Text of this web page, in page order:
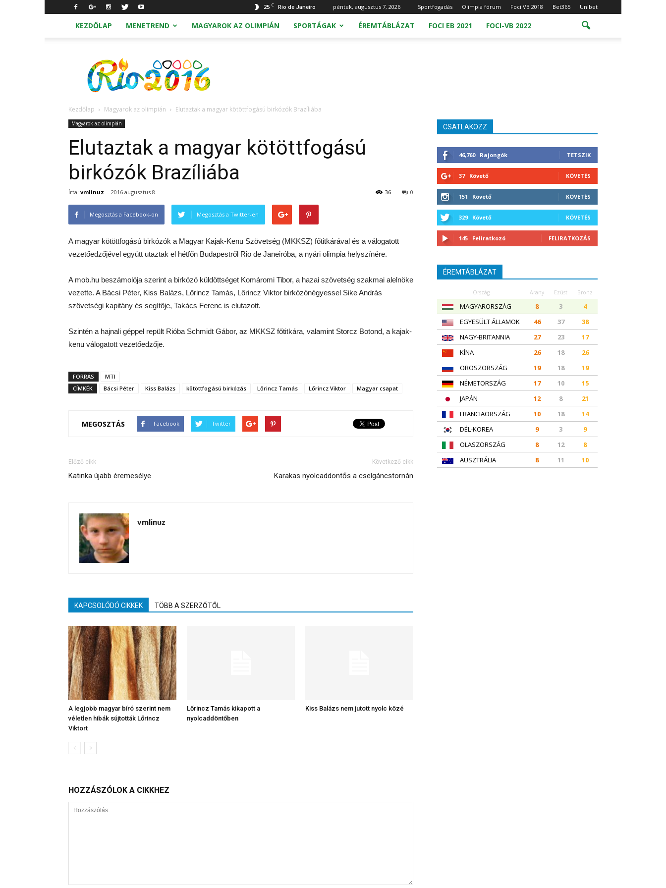
25 C Rio de Janeiro péntek, augusztus 7, 2026 Sportfogadás Olimpia fórum Foci VB 2018 Bet365 Unibet
KEZDŐLAP MENETREND MAGYAROK AZ OLIMPIÁN SPORTÁGAK ÉREMTÁBLÁZAT FOCI EB 2021 FOCI-VB 2022
Olimpia
2016
Rio
Kezdőlap Magyarok az olimpián Elutaztak a magyar kötöttfogású birkózók Brazíliába
Magyarok az olimpián
Elutaztak a magyar kötöttfogású
birkózók Brazíliába
Írta: vmlinuz - 2016 augusztus 8. 0
36
Megosztás a Facebook-on Megosztás a Twitter-en
A magyar kötöttfogású birkózók a Magyar Kajak-Kenu Szövetség (MKKSZ) főtitkárával és a válogatott
vezetőedzőjével együtt utaztak el hétfőn Budapestről Rio de Janeiróba, a nyári olimpia helyszínére.
A mob.hu beszámolója szerint a birkózó küldöttséget Komáromi Tibor, a hazai szövetség szakmai alelnöke
vezette. A Bácsi Péter, Kiss Balázs, Lőrincz Tamás, Lőrincz Viktor birkózónégyessel Sike András
szövetségi kapitány és segítője, Takács Ferenc is elutazott.
Szintén a hajnali géppel repült Rióba Schmidt Gábor, az MKKSZ főtitkára, valamint Storcz Botond, a kajak-
kenu válogatott vezetőedzője.
FORRÁS
MTI
CÍMKÉK
Bácsi Péter Kiss Balázs kötöttfogású birkózás Lőrincz Tamás Lőrincz Viktor Magyar csapat
MEGOSZTÁS Facebook Twitter
Előző cikk
Katinka újabb éremesélye
Következő cikk
Karakas nyolcaddöntős a cselgáncstornán
vmlinuz
KAPCSOLÓDÓ CIKKEK TÖBB A SZERZŐTŐL
A legjobb magyar bíró szerint nem
véletlen hibák sújtották Lőrincz
Viktort
Lőrincz Tamás kikapott a
nyolcaddöntőben
Kiss Balázs nem jutott nyolc közé
HOZZÁSZÓLOK A CIKKHEZ
CSATLAKOZZ
46,760 Rajongók TETSZIK
37 Követő KÖVETÉS
151 Követő KÖVETÉS
329 Követő KÖVETÉS
145 Feliratkozó FELIRATKOZÁS
ÉREMTÁBLÁZAT
Ország Arany Ezüst Bronz
MAGYARORSZÁG 8 3
4
EGYESÜLT ÁLLAMOK
46 37
38
NAGY-BRITANNIA
27 23
17
KÍNA
26 18
26
OROSZORSZÁG
19 18
19
NÉMETORSZÁG
17 10
15
JAPÁN
12 8
21
FRANCIAORSZÁG
10 18
14
DÉL-KOREA
9 3
9
OLASZORSZÁG
8 12
8
AUSZTRÁLIA
8 11 10